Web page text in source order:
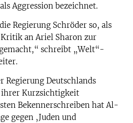
Aggression bezeichnet.
Regierung Schröder so, als
an Ariel Sharon zur
schreibt „Welt“-
Regierung Deutschlands
ihrer Kurzsichtigkeit
Bekennerschreiben hat Al-
gegen ‚Juden und